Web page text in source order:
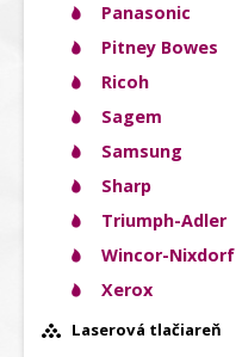
Panasonic
Pitney Bowes
Ricoh
Sagem
Samsung
Sharp
Triumph-Adler
Wincor-Nixdorf
Xerox
Laserová tlačiareň